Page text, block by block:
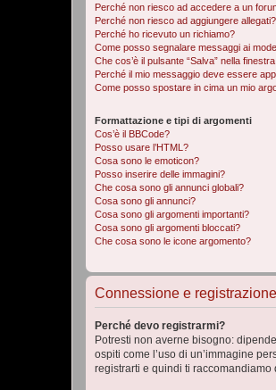
Perché non riesco ad accedere a un
Perché non riesco ad aggiungere allegati?
Perché ho ricevuto un richiamo?
Come posso segnalare messaggi ai
Che cos’è il pulsante “Salva” nella
Perché il mio messaggio deve essere
Come posso spostare in cima un mio
Formattazione e tipi di argomenti
Cos’è il BBCode?
Posso usare l’HTML?
Cosa sono le emoticon?
Posso inserire delle immagini?
Che cosa sono gli annunci globali?
Cosa sono gli annunci?
Cosa sono gli argomenti importanti?
Cosa sono gli argomenti bloccati?
Che cosa sono le icone argomento?
Connessione e registrazione
Perché devo registrarmi?
Potresti non averne bisogno:
ospiti come l’uso di un’immagine
registrarti e quindi ti raccomandiamo